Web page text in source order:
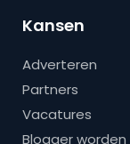
Kansen
Adverteren
Partners
Vacatures
Blogger worden